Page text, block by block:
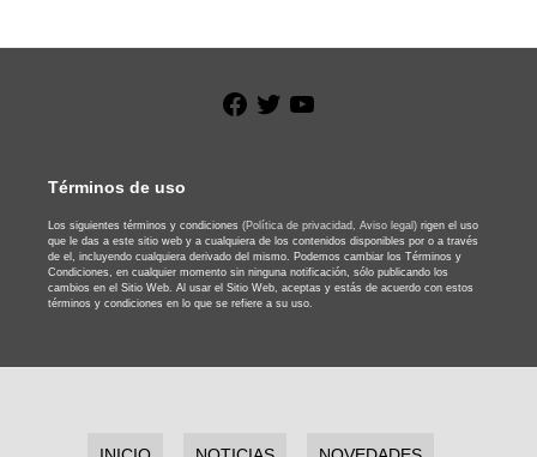
Facebook
Twitter
Términos de uso
Los siguientes términos y condiciones (Política de privacidad, Aviso legal) rigen el uso
que le das a este sitio web y a cualquiera de los contenidos disponibles por o a través
de el, incluyendo cualquiera derivado del mismo. Podemos cambiar los Términos y
Condiciones, en cualquier momento sin ninguna notificación, sólo publicando los
cambios en el Sitio Web. Al usar el Sitio Web, aceptas y estás de acuerdo con estos
términos y condiciones en lo que se refiere a su uso.